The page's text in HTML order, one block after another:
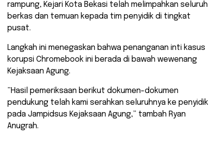
rampung, Kejari Kota Bekasi telah melimpahkan seluruh
berkas dan temuan kepada tim penyidik di tingkat
pusat.
Langkah ini menegaskan bahwa penanganan inti kasus
korupsi Chromebook ini berada di bawah wewenang
Kejaksaan Agung.
​”Hasil pemeriksaan berikut dokumen-dokumen
pendukung telah kami serahkan seluruhnya ke penyidik
pada Jampidsus Kejaksaan Agung,” tambah Ryan
Anugrah.